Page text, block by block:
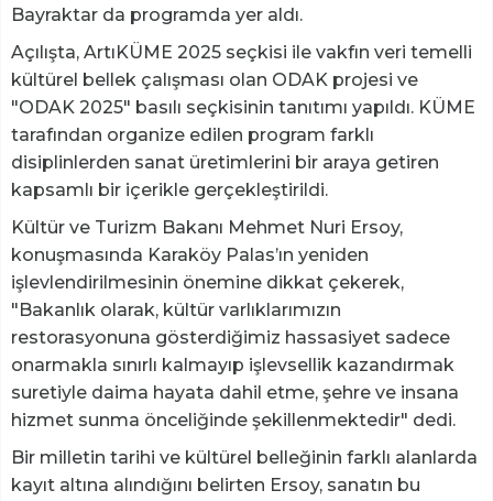
Bayraktar da programda yer aldı.
Açılışta, ArtıKÜME 2025 seçkisi ile vakfın veri temelli
kültürel bellek çalışması olan ODAK projesi ve
"ODAK 2025" basılı seçkisinin tanıtımı yapıldı. KÜME
tarafından organize edilen program farklı
disiplinlerden sanat üretimlerini bir araya getiren
kapsamlı bir içerikle gerçekleştirildi.
Kültür ve Turizm Bakanı Mehmet Nuri Ersoy,
konuşmasında Karaköy Palas’ın yeniden
işlevlendirilmesinin önemine dikkat çekerek,
"Bakanlık olarak, kültür varlıklarımızın
restorasyonuna gösterdiğimiz hassasiyet sadece
onarmakla sınırlı kalmayıp işlevsellik kazandırmak
suretiyle daima hayata dahil etme, şehre ve insana
hizmet sunma önceliğinde şekillenmektedir" dedi.
Bir milletin tarihi ve kültürel belleğinin farklı alanlarda
kayıt altına alındığını belirten Ersoy, sanatın bu